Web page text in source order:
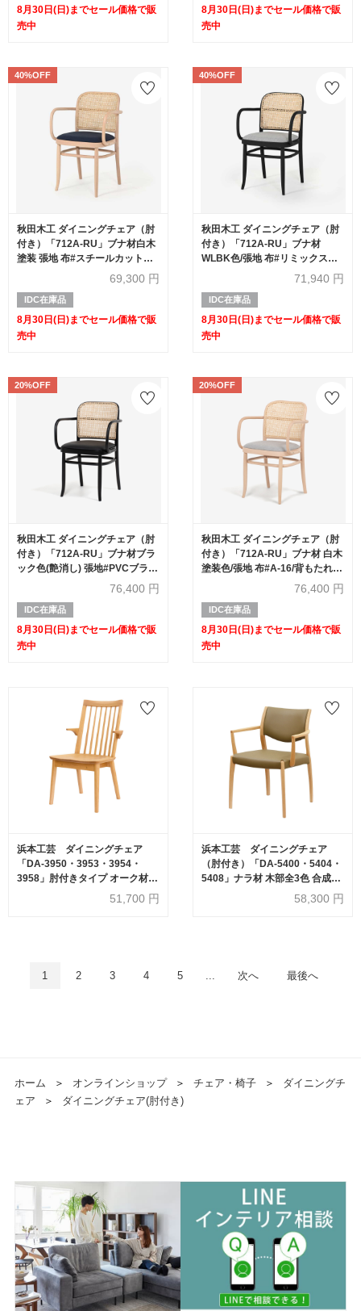
8月30日(日)までセール価格で販
売中
8月30日(日)までセール価格で販
売中
40%OFF
秋田木工 ダイニングチェア（肘
付き）「712A-RU」ブナ材白木
塗装 張地 布#スチールカットト
リオ0796 背もたれ 籐張り【セ
ール対象品のため40%OFF】
69,300 円
IDC在庫品
8月30日(日)までセール価格で販
売中
40%OFF
秋田木工 ダイニングチェア（肘
付き）「712A-RU」ブナ材
WLBK色/張地 布#リミックス
0123/背もたれ 籐張り【セール
71,940 円
IDC在庫品
8月30日(日)までセール価格で販
売中
20%OFF
秋田木工 ダイニングチェア（肘
付き）「712A-RU」ブナ材ブラ
ック色(艶消し) 張地#PVCブラッ
ク色 背もたれ 籐張り【セール対
76,400 円
IDC在庫品
8月30日(日)までセール価格で販
売中
20%OFF
秋田木工 ダイニングチェア（肘
付き）「712A-RU」ブナ材 白木
塗装色/張地 布#A-16/背もたれ
籐張り【セール対象品のため
76,400 円
IDC在庫品
8月30日(日)までセール価格で販
売中
浜本工芸 ダイニングチェア
「DA-3950・3953・3954・
3958」肘付きタイプ オーク材
51,700 円
浜本工芸 ダイニングチェア
（肘付き）「DA-5400・5404・
5408」ナラ材 木部全3色 合成皮
革#B全14色［No.5400］58,300 円
1 2 3 4 5 次へ 最後へ
ホーム ＞ オンラインショップ ＞ チェア・椅子 ＞
ダイニングチ
ェア
＞ ダイニングチェア(肘付き)